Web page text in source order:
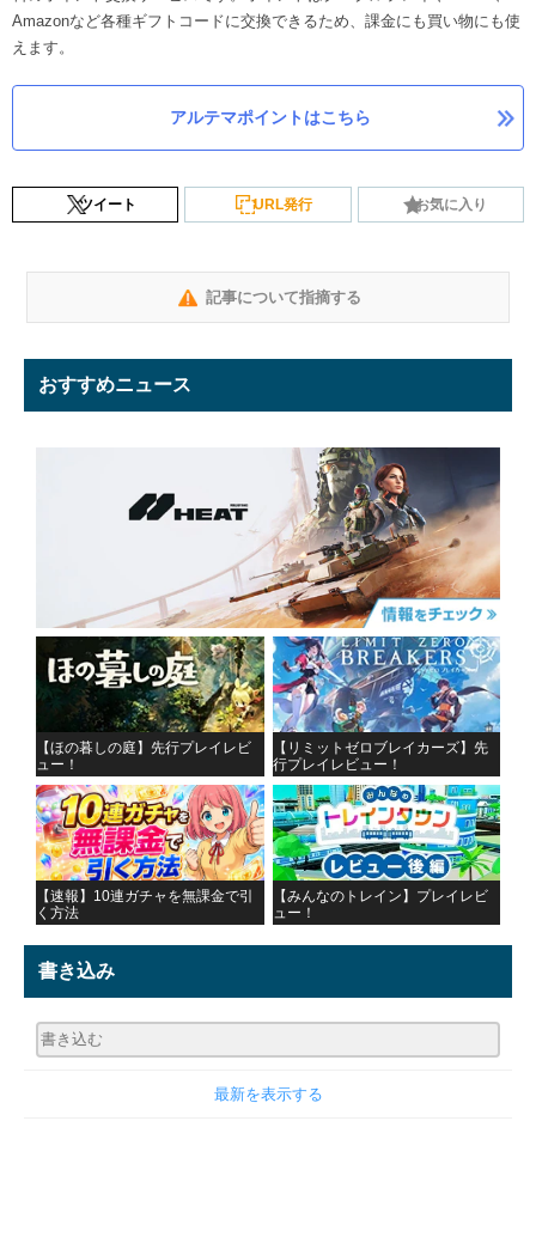
Amazonなど各種ギフトコードに交換できるため、課金にも買い物にも使
えます。
アルテマポイントはこちら
ツイート URL発行 お気に入り
記事について指摘する
おすすめニュース
【ほの暮しの庭】先行プレイレビ
ュー！
【リミットゼロブレイカーズ】先
行プレイレビュー！
【速報】10連ガチャを無課金で引
く方法
【みんなのトレイン】プレイレビ
ュー！
書き込み
最新を表示する